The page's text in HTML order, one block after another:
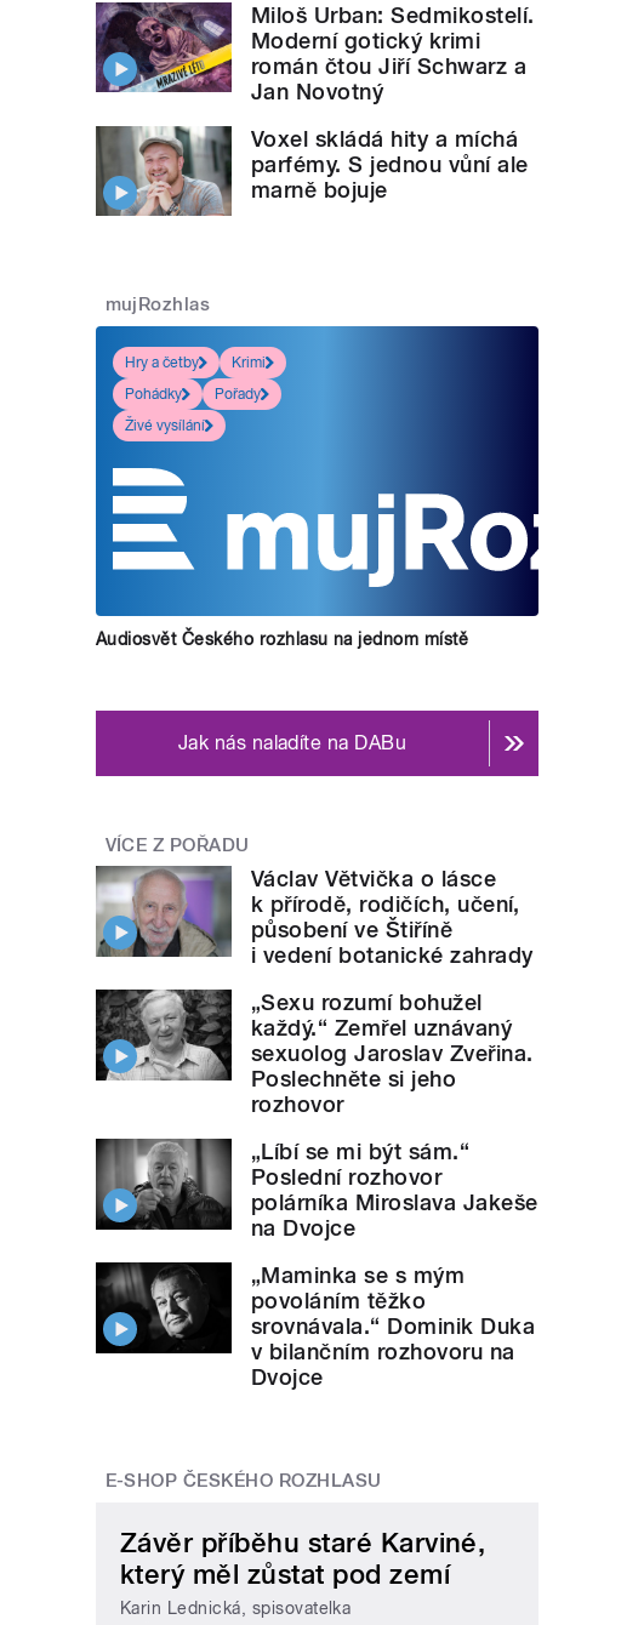
Miloš Urban: Sedmikostelí.
Moderní gotický krimi
román čtou Jiří Schwarz a
Jan Novotný
Voxel skládá hity a míchá
parfémy. S jednou vůní ale
marně bojuje
mujRozhlas
Hry a četby
Krimi
Pohádky
Pořady
Živé vysílání
Audiosvět Českého rozhlasu na jednom místě
Jak nás naladíte na DABu
VÍCE Z POŘADU
Václav Větvička o lásce
k přírodě, rodičích, učení,
působení ve Štiříně
i vedení botanické zahrady
„Sexu rozumí bohužel
každý.“ Zemřel uznávaný
sexuolog Jaroslav Zveřina.
Poslechněte si jeho
rozhovor
„Líbí se mi být sám.“
Poslední rozhovor
polárníka Miroslava Jakeše
na Dvojce
„Maminka se s mým
povoláním těžko
srovnávala.“ Dominik Duka
v bilančním rozhovoru na
Dvojce
E-SHOP ČESKÉHO ROZHLASU
Závěr příběhu staré Karviné,
který měl zůstat pod zemí
Karin Lednická, spisovatelka